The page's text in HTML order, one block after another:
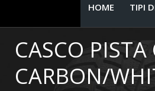
HOME TIPI
CASCO
CARBON/